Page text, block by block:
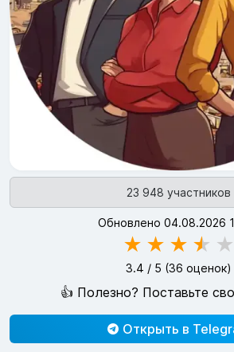
23 948 участников
Обновлено 04.08.2026
★ ★ ★ ★ ★
3.4 / 5 (36 оценок)
👍 Полезно? Поставьте
Открыть в